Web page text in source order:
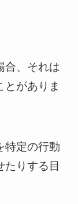
合、それは
とがありま
特定の行動
たりする目